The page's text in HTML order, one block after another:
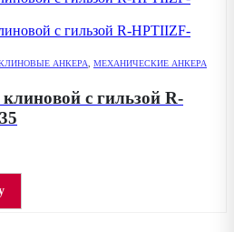
АНКЕРА, МЕХАНИЧЕСКИЕ АНКЕРА
с гильзой R-